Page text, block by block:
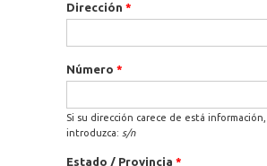
Dirección *
Número *
Si su dirección carece de está
introduzca: s/n
Estado / Provincia *